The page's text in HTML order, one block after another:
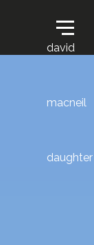
david
macneil
daughter